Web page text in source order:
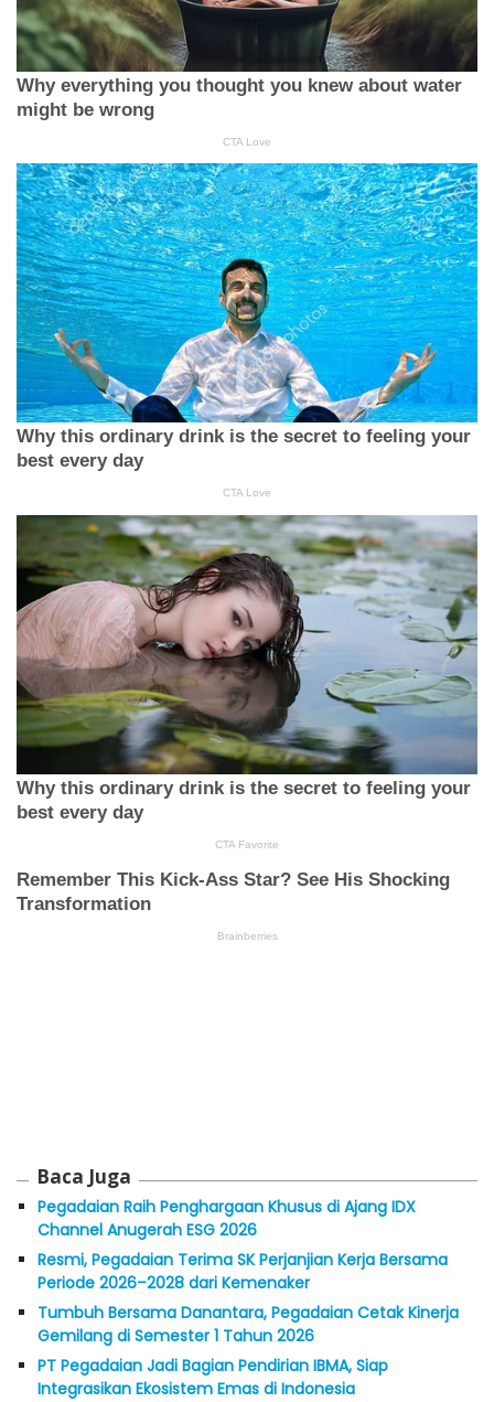
Baca Juga
Pegadaian Raih Penghargaan Khusus di Ajang IDX
Channel Anugerah ESG 2026
Resmi, Pegadaian Terima SK Perjanjian Kerja Bersama
Periode 2026–2028 dari Kemenaker
Tumbuh Bersama Danantara, Pegadaian Cetak Kinerja
Gemilang di Semester 1 Tahun 2026
PT Pegadaian Jadi Bagian Pendirian IBMA, Siap
Integrasikan Ekosistem Emas di Indonesia